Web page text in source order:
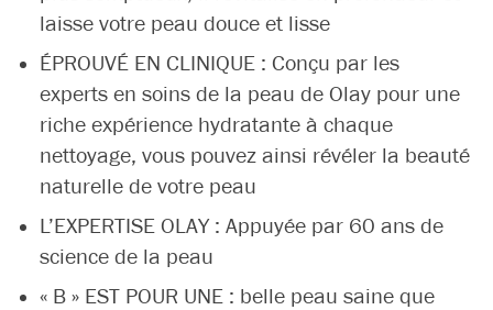
laisse votre peau douce et lisse
ÉPROUVÉ EN CLINIQUE : Conçu par les
experts en soins de la peau de Olay pour une
riche expérience hydratante à chaque
nettoyage, vous pouvez ainsi révéler la beauté
naturelle de votre peau
L’EXPERTISE OLAY : Appuyée par 60 ans de
science de la peau
« B » EST POUR UNE : belle peau saine que